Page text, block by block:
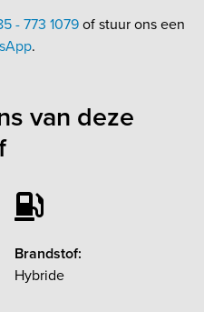
- 773 1079of stuur ons een
.
van deze
Brandstof:
Hybride